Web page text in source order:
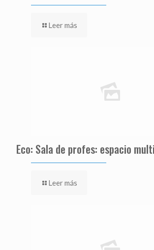
Leer más
Eco: Sala de profes: espacio
Leer más